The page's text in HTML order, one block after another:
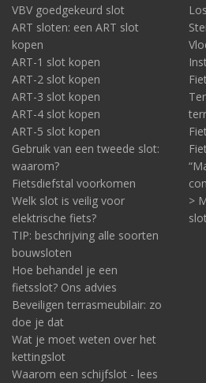
VBV goedgekeurd slot
ART sloten: een ART slot
kopen
ART-1 slot kopen
ART-2 slot kopen
ART-3 slot kopen
ART-4 slot kopen
ART-5 slot kopen
Gebruik van een tweede slot:
waarom?
Fietsdiefstal voorkomen
Welk slot is veilig voor
elektrische fiets?
TIP: beschrijving alle soorten
bouwsloten
Hoe behandel je een
fietsslot? Ons advies
Beveiligen terrasmeubilair: zo
doe je dat
Wat je moet weten over het
kettingslot
Waarom een schijfslot - lees
>